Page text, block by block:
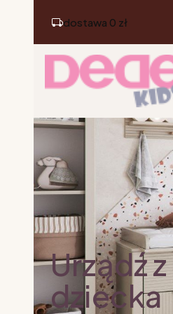
dostawa 0 zł
Urządź
dziecka